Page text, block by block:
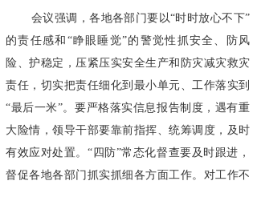
会议强调，各地各部门要以“时时放心不下”
的责任感和“睁眼睡觉”的警觉性抓安全、防风
险、护稳定，压紧压实安全生产和防灾减灾救灾
责任，切实把责任细化到最小单元、工作落实到
“最后一米”。要严格落实信息报告制度，遇有重
大险情，领导干部要靠前指挥、统筹调度，及时
有效应对处置。“四防”常态化督查要及时跟进，
督促各地各部门抓实抓细各方面工作。对工作不